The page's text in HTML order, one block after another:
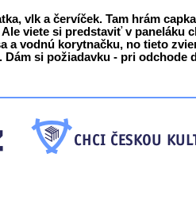
vlk a červíček. Tam hrám capka
viete si predstaviť v paneláku
a vodnú korytnačku, no tieto
Dám si požiadavku - pri odchode